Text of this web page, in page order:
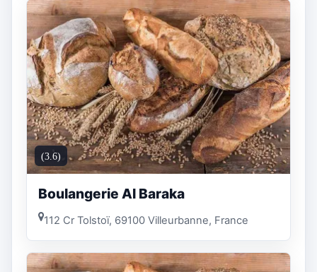
(3.6)
Boulangerie Al Baraka
112 Cr Tolstoï, 69100 Villeurbanne, France